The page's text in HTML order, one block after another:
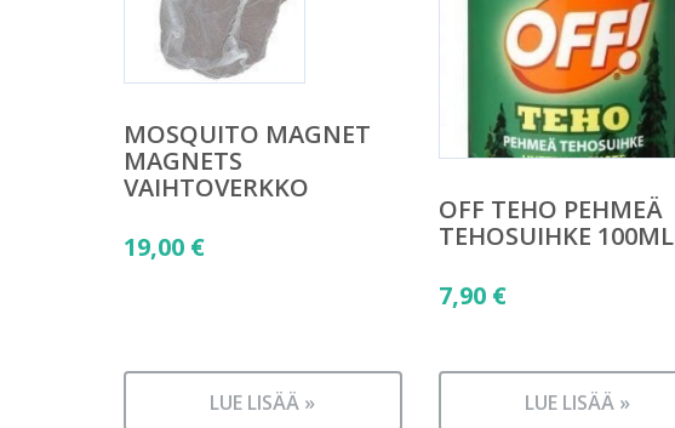
MOSQUITO MAGNET
MAGNETS
VAIHTOVERKKO
19,00 €
LUE LISÄÄ »
OFF TEHO PEHMEÄ
TEHOSUIHKE 100ML
7,90 €
LUE LISÄÄ »